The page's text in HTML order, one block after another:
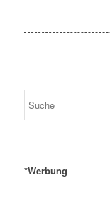
*Werbung